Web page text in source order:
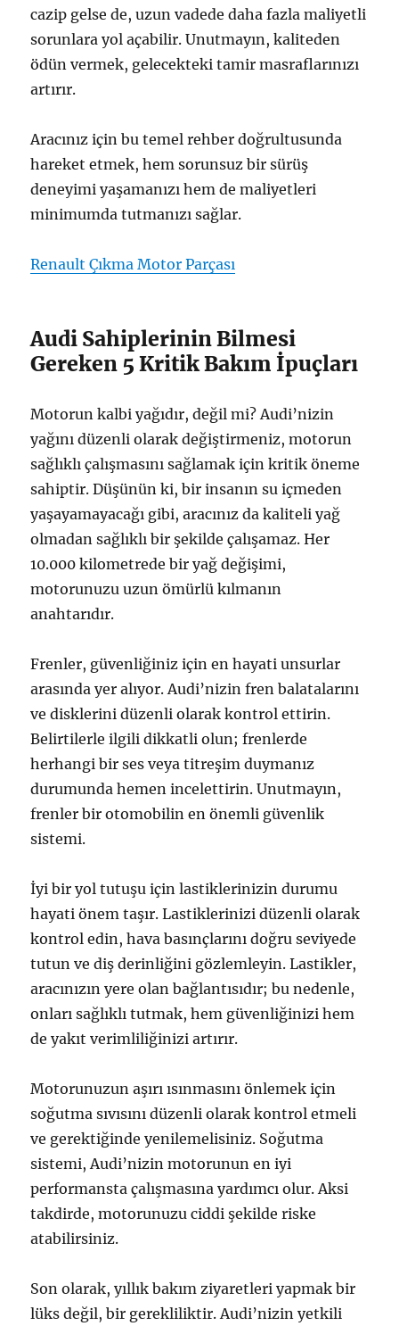
cazip gelse de, uzun vadede daha fazla maliyetli
sorunlara yol açabilir. Unutmayın, kaliteden
ödün vermek, gelecekteki tamir masraflarınızı
artırır.
Aracınız için bu temel rehber doğrultusunda
hareket etmek, hem sorunsuz bir sürüş
deneyimi yaşamanızı hem de maliyetleri
minimumda tutmanızı sağlar.
Renault Çıkma Motor Parçası
Audi Sahiplerinin Bilmesi
Gereken 5 Kritik Bakım İpuçları
Motorun kalbi yağıdır, değil mi? Audi’nizin
yağını düzenli olarak değiştirmeniz, motorun
sağlıklı çalışmasını sağlamak için kritik öneme
sahiptir. Düşünün ki, bir insanın su içmeden
yaşayamayacağı gibi, aracınız da kaliteli yağ
olmadan sağlıklı bir şekilde çalışamaz. Her
10.000 kilometrede bir yağ değişimi,
motorunuzu uzun ömürlü kılmanın
anahtarıdır.
Frenler, güvenliğiniz için en hayati unsurlar
arasında yer alıyor. Audi’nizin fren balatalarını
ve disklerini düzenli olarak kontrol ettirin.
Belirtilerle ilgili dikkatli olun; frenlerde
herhangi bir ses veya titreşim duymanız
durumunda hemen incelettirin. Unutmayın,
frenler bir otomobilin en önemli güvenlik
sistemi.
İyi bir yol tutuşu için lastiklerinizin durumu
hayati önem taşır. Lastiklerinizi düzenli olarak
kontrol edin, hava basınçlarını doğru seviyede
tutun ve diş derinliğini gözlemleyin. Lastikler,
aracınızın yere olan bağlantısıdır; bu nedenle,
onları sağlıklı tutmak, hem güvenliğinizi hem
de yakıt verimliliğinizi artırır.
Motorunuzun aşırı ısınmasını önlemek için
soğutma sıvısını düzenli olarak kontrol etmeli
ve gerektiğinde yenilemelisiniz. Soğutma
sistemi, Audi’nizin motorunun en iyi
performansta çalışmasına yardımcı olur. Aksi
takdirde, motorunuzu ciddi şekilde riske
atabilirsiniz.
Son olarak, yıllık bakım ziyaretleri yapmak bir
lüks değil, bir gerekliliktir. Audi’nizin yetkili